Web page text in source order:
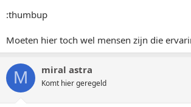
:thumbup
Moeten hier toch wel mensen zijn die
M miral astra
Komt hier geregeld